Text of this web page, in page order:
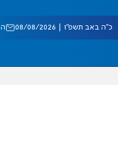
כ"ה באב תשפ"ו | 08/08/2026